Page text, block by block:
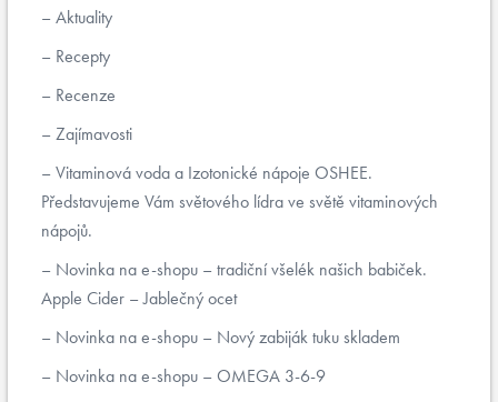
Aktuality
Recepty
Recenze
Zajímavosti
Vitaminová voda a Izotonické nápoje OSHEE.
Představujeme Vám světového lídra ve světě vitaminových
nápojů.
Novinka na e-shopu – tradiční všelék našich babiček.
Apple Cider – Jablečný ocet
Novinka na e-shopu – Nový zabiják tuku skladem
Novinka na e-shopu – OMEGA 3-6-9